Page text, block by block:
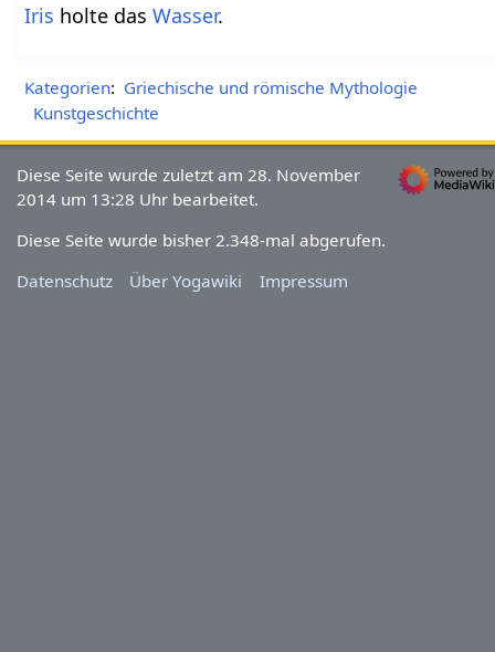
Iris holte dasWasser.
Kategorien: Griechische und römische Mythologie
Kunstgeschichte
Diese Seite wurde zuletzt am 28. November
2014 um 13:28 Uhr bearbeitet.
Diese Seite wurde bisher 2.348-mal abgerufen.
Datenschutz
Über Yogawiki Impressum